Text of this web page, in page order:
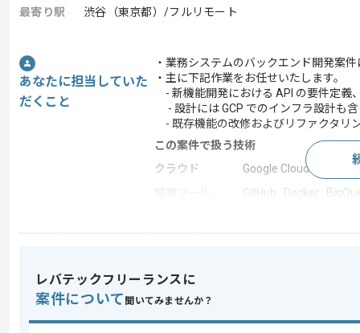
最寄り駅
渋谷（東京都）/フルリモート
あなたに担当していた
だくこと
・業務システムのバックエンド開発案
・主に下記作業をお任せいたします。
- 新機能開発における API の要件定義
- 設計には GCP でのインフラ設計も
- 既存機能の改修およびリファクタリ
この案件で扱う技術
クラウド
Google Cloud Platform
GitHub , Docker ,
ム
特徴
レバテックフリーランスに
案件について 聞いてみませんか？